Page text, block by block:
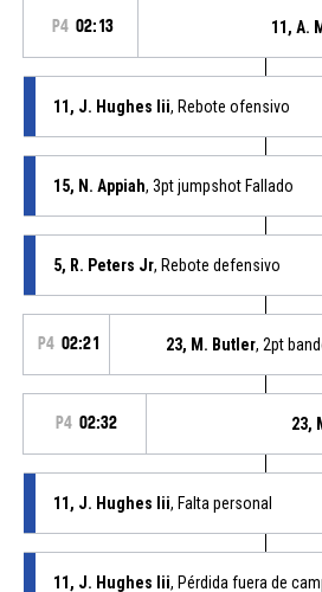
P4 02:13 11, A.
11, J. Hughes Iii, Rebote ofensivo
15, N. Appiah, 3pt jumpshot Fallado
5, R. Peters Jr, Rebote defensivo
P4 02:21 23, M. Butler, 2pt
P4 02:32 23,
11, J. Hughes Iii, Falta personal
11, J. Hughes Iii, Pérdida fuera de